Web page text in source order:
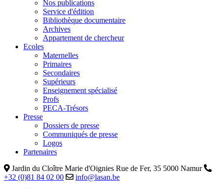
Nos publications
Service d'édition
Bibliothèque documentaire
Archives
Appartement de chercheur
Ecoles
Maternelles
Primaires
Secondaires
Supérieurs
Enseignement spécialisé
Profs
PECA-Trésors
Presse
Dossiers de presse
Communiqués de presse
Logos
Partenaires
Jardin du Cloître Marie d'Oignies Rue de Fer, 35 5000 Namur
+32 (0)81 84 02 00
info@lasan.be